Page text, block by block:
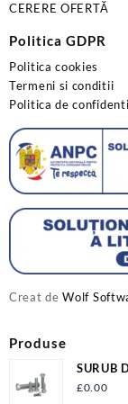
CERERE OFERTĂ
Politica GDPR
Politica cookies
Termeni si conditii
Politica de
Creat deWolf
Produse
SURUB
£0.00